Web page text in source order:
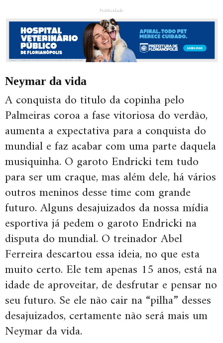
Publicidade
Neymar da vida
A conquista do titulo da copinha pelo
Palmeiras coroa a fase vitoriosa do verdão,
aumenta a expectativa para a conquista do
mundial e faz acabar com uma parte daquela
musiquinha. O garoto Endricki tem tudo
para ser um craque, mas além dele, há vários
outros meninos desse time com grande
futuro. Alguns desajuizados da nossa mídia
esportiva já pedem o garoto Endricki na
disputa do mundial. O treinador Abel
Ferreira descartou essa ideia, no que esta
muito certo. Ele tem apenas 15 anos, está na
idade de aproveitar, de desfrutar e pensar no
seu futuro. Se ele não cair na “pilha” desses
desajuizados, certamente não será mais um
Neymar da vida.